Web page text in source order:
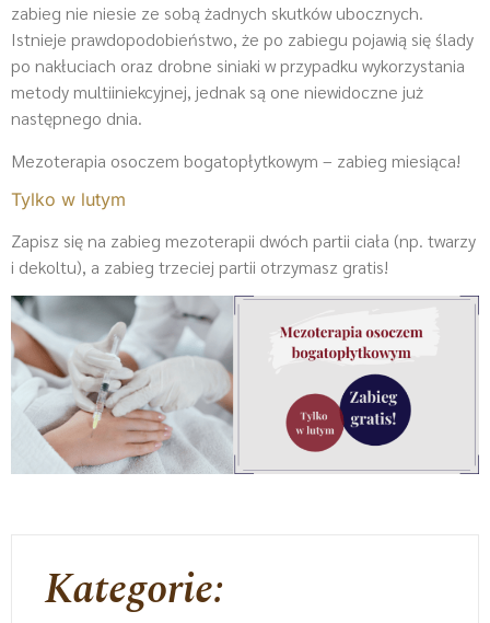
zabieg nie niesie ze sobą żadnych skutków ubocznych.
Istnieje prawdopodobieństwo, że po zabiegu pojawią się ślady
po nakłuciach oraz drobne siniaki w przypadku wykorzystania
metody multiiniekcyjnej, jednak są one niewidoczne już
następnego dnia.
Mezoterapia osoczem bogatopłytkowym – zabieg miesiąca!
Tylko w lutym
Zapisz się na zabieg mezoterapii dwóch partii ciała (np. twarzy
i dekoltu), a zabieg trzeciej partii otrzymasz gratis!
Kategorie: